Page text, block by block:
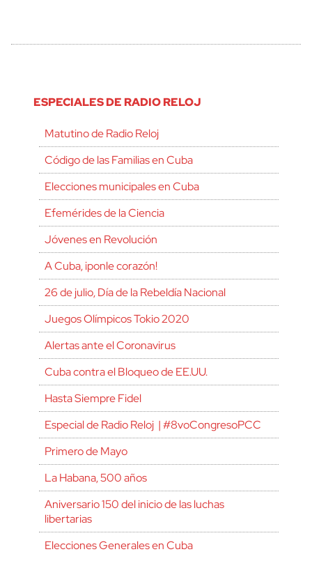
ESPECIALES DE RADIO RELOJ
Matutino de Radio Reloj
Código de las Familias en Cuba
Elecciones municipales en Cuba
Efemérides de la Ciencia
Jóvenes en Revolución
A Cuba, ¡ponle corazón!
26 de julio, Día de la Rebeldía Nacional
Juegos Olímpicos Tokio 2020
Alertas ante el Coronavirus
Cuba contra el Bloqueo de EE.UU.
Hasta Siempre Fidel
Especial de Radio Reloj | #8voCongresoPCC
Primero de Mayo
La Habana, 500 años
Aniversario 150 del inicio de las luchas
libertarias
Elecciones Generales en Cuba